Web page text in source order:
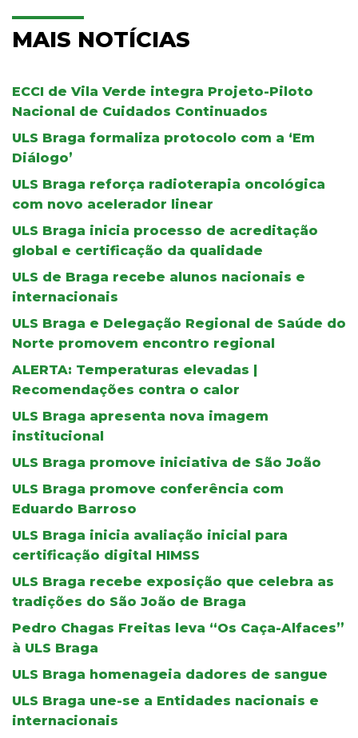
MAIS NOTÍCIAS
ECCI de Vila Verde integra Projeto-Piloto
Nacional de Cuidados Continuados
ULS Braga formaliza protocolo com a ‘Em
Diálogo’
ULS Braga reforça radioterapia oncológica
com novo acelerador linear
ULS Braga inicia processo de acreditação
global e certificação da qualidade
ULS de Braga recebe alunos nacionais e
internacionais
ULS Braga e Delegação Regional de Saúde do
Norte promovem encontro regional
ALERTA: Temperaturas elevadas |
Recomendações contra o calor
ULS Braga apresenta nova imagem
institucional
ULS Braga promove iniciativa de São João
ULS Braga promove conferência com
Eduardo Barroso
ULS Braga inicia avaliação inicial para
certificação digital HIMSS
ULS Braga recebe exposição que celebra as
tradições do São João de Braga
Pedro Chagas Freitas leva “Os Caça-Alfaces”
à ULS Braga
ULS Braga homenageia dadores de sangue
ULS Braga une-se a Entidades nacionais e
internacionais